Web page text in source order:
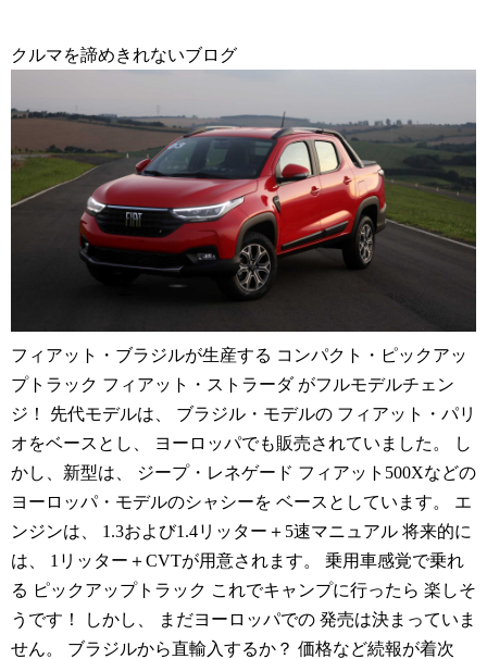
クルマを諦めきれないブログ
フィアット・ブラジルが生産する コンパクト・ピックアッ
プトラック フィアット・ストラーダ がフルモデルチェン
ジ！ 先代モデルは、 ブラジル・モデルの フィアット・パリ
オをベースとし、 ヨーロッパでも販売されていました。 し
かし、新型は、 ジープ・レネゲード フィアット500Xなどの
ヨーロッパ・モデルのシャシーを ベースとしています。 エ
ンジンは、 1.3および1.4リッター＋5速マニュアル 将来的に
は、 1リッター＋CVTが用意されます。 乗用車感覚で乗れ
る ピックアップトラック これでキャンプに行ったら 楽しそ
うです！ しかし、 まだヨーロッパでの 発売は決まっていま
せん。 ブラジルから直輸入するか？ 価格など続報が着次